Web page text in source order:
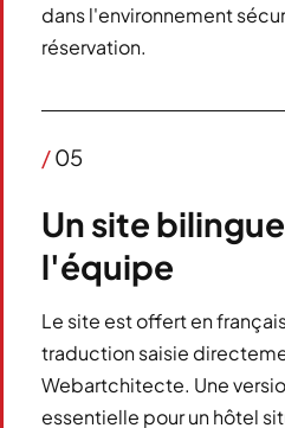
dans l'environnement
réservation.
/05
Un site
l'équipe
Le site est offert en
traduction saisie
Webartchitecte. Une
essentielle pour un hôtel